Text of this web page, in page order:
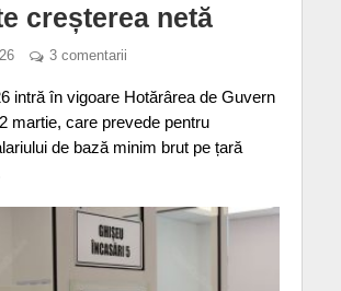
creșterea netă
3 comentarii
intră în vigoare Hotărârea de Guvern
martie, care prevede pentru
de bază minim brut pe țară